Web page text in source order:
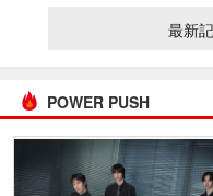
最新
POWER PUSH